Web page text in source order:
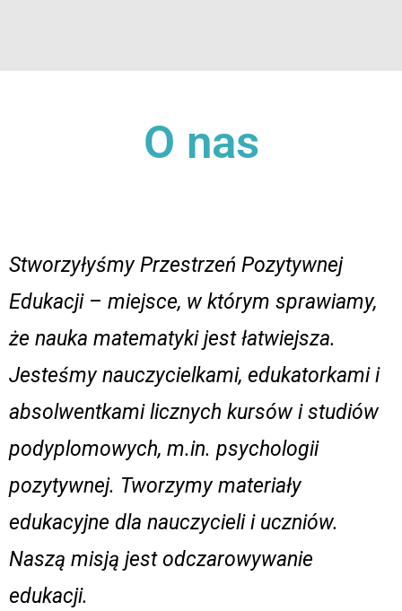
O nas
Stworzyłyśmy Przestrzeń Pozytywnej
Edukacji – miejsce, w którym sprawiamy,
że nauka matematyki jest łatwiejsza.
Jesteśmy nauczycielkami, edukatorkami i
absolwentkami licznych kursów i studiów
podyplomowych, m.in. psychologii
pozytywnej. Tworzymy materiały
edukacyjne dla nauczycieli i uczniów.
Naszą misją jest odczarowywanie
edukacji.